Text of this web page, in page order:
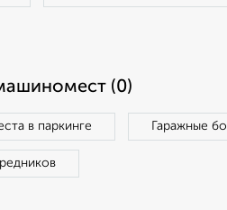
(0)
в паркинге Гаражные